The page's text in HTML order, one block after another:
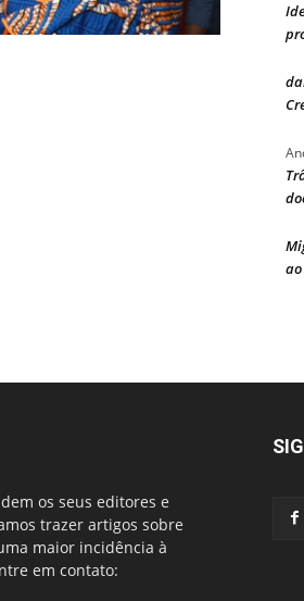
os seus editores e
trazer artigos sobre
maior incidência à
em contato: